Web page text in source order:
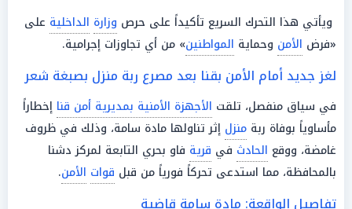
ويأتي هذا التحرك السريع تأكيداً على حرص وزارة الداخلية على
«فرض الأمن وحماية المواطنين» من أي تجاوزات إجرامية.
لغز جديد أمام الأمن بقنا بعد مصرع ربة منزل بصبغة شعر
في سياق منفصل، تلقت الأجهزة الأمنية بمديرية أمن قنا إخطاراً
مأساوياً بوفاة ربة منزل إثر تناولها مادة سامة، وذلك في ظروف
غامضة، ووقع الحادث في قرية فاو بحري التابعة لمركز دشنا
بالمحافظة، مما استدعى تحركاً فورياً من قبل قوات الأمن.
تفاصيل الواقعة: مادة سامة قاضية